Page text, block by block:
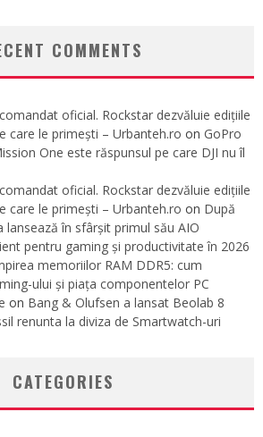
COMMENTS
oficial. Rockstar dezvăluie edițiile
care le primești – Urbanteh.ro on GoPro
One este răspunsul pe care DJI nu îl
oficial. Rockstar dezvăluie edițiile
care le primești – Urbanteh.ro on După
lansează în sfârșit primul său AIO
pentru gaming și productivitate în 2026
memoriilor RAM DDR5: cum
ului și piața componentelor PC
on Bang & Olufsen a lansat Beolab 8
renunta la diviza de Smartwatch-uri
CATEGORIES